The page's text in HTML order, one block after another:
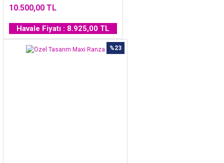
10.500,00 TL
Havale Fiyatı : 8.925,00 TL
%23